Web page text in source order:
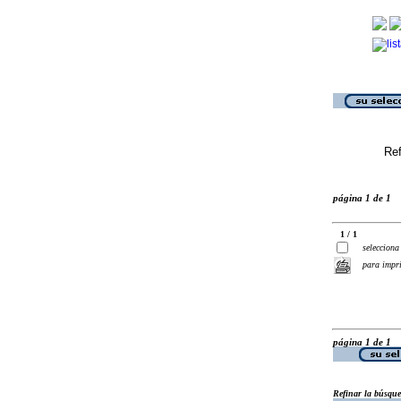
página 1 de 1
1 / 1
selecciona
para
página 1 de 1
Refinar la